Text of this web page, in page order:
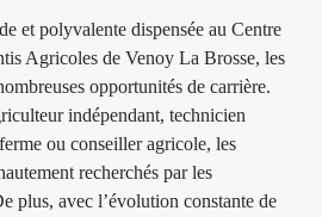
et polyvalente dispensée au Centre
Agricoles de Venoy La Brosse, les
opportunités de carrière.
indépendant, technicien
ou conseiller agricole, les
recherchés par les
plus, avec l’évolution constante de